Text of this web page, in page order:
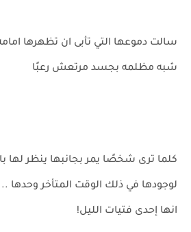
سالت دموعها التي تأبى ان تظهرها
شبه مظلمه بجسد مرتعش رعبًا
كلما ترى شخصًا يمر بجانبها ينظر لها
لوجودها في ذلك الوقت المتأخر وحدها
انها إحدى فتيات الليل!